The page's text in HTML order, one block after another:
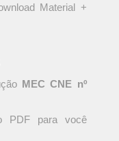
Material +
MEC CNE nº
PDF para você